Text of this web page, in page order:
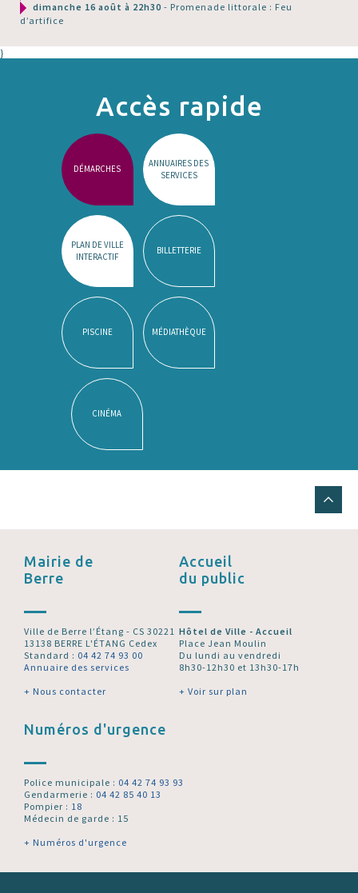
dimanche 16 août à 22h30 - Promenade littorale : Feu
d’artifice
}
Accès rapide
DÉMARCHES
ANNUAIRES DES
SERVICES
PLAN DE VILLE
INTERACTIF
BILLETTERIE
PISCINE MÉDIATHÈQUE
CINÉMA
Mairie de
Berre
Ville de Berre l’Étang - CS 30221
13138 BERRE L'ÉTANG Cedex
Standard : 04 42 74 93 00
Annuaire des services
+ Nous contacter
Accueil
du public
Hôtel de Ville - Accueil
Place Jean Moulin
Du lundi au vendredi
8h30-12h30 et 13h30-17h
+ Voir sur plan
Numéros d'urgence
Police municipale : 04 42 74 93 93
Gendarmerie : 04 42 85 40 13
Pompier : 18
Médecin de garde : 15
+ Numéros d'urgence